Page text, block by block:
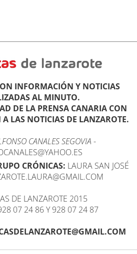
INFORMACIÓN Y NOTICIAS
AL MINUTO.
DE LA PRENSA CANARIA CON
A LAS NOTICIAS DE LANZAROTE.
CANALES SEGOVIA -
CRÓNICAS: LAURA SAN JOSÉ
DE LANZAROTE 2015
07 24 86 Y 928 07 24 87